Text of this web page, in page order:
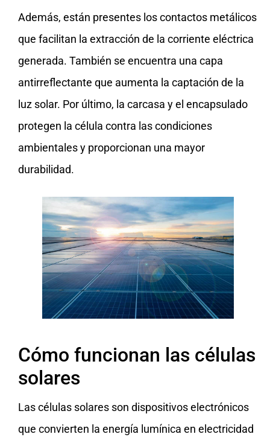
Además, están presentes los contactos metálicos
que facilitan la extracción de la corriente eléctrica
generada. También se encuentra una capa
antirreflectante que aumenta la captación de la
luz solar. Por último, la carcasa y el encapsulado
protegen la célula contra las condiciones
ambientales y proporcionan una mayor
durabilidad.
Cómo funcionan las células
solares
Las células solares son dispositivos electrónicos
que convierten la energía lumínica en electricidad